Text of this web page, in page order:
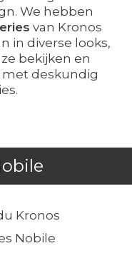
We hebben
van Kronos
in diverse looks,
bekijken en
met deskundig
Nobile